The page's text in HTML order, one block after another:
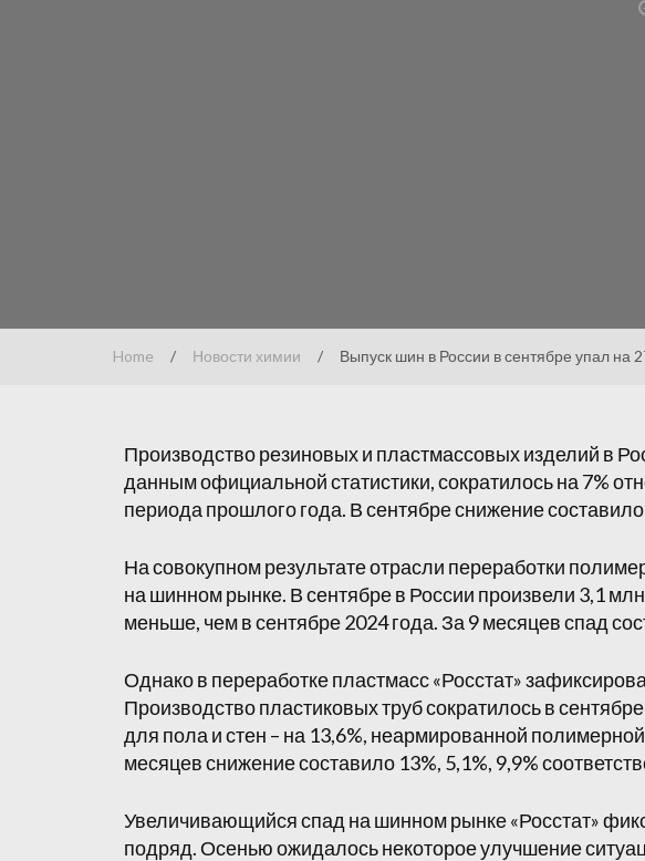
Home / Новости химии / Выпуск шин в России в сентябре упал на
Производство резиновых и пластмассовых изделий в
данным официальной статистики, сократилось на 7%
периода прошлого года. В сентябре снижение составило
На совокупном результате отрасли переработки
на шинном рынке. В сентябре в России произвели 3,1
меньше, чем в сентябре 2024 года. За 9 месяцев спад
Однако в переработке пластмасс «Росстат»
Производство пластиковых труб сократилось в
для пола и стен – на 13,6%, неармированной
месяцев снижение составило 13%, 5,1%, 9,9%
Увеличивающийся спад на шинном рынке «Росстат»
подряд. Осенью ожидалось некоторое улучшение